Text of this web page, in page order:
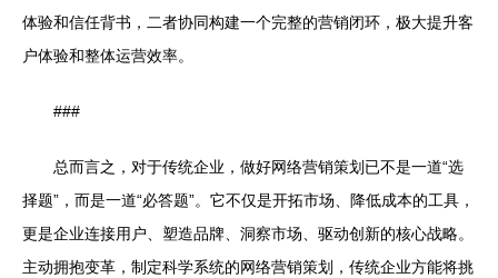
体验和信任背书，二者协同构建一个完整的营销闭环，极大提升客
户体验和整体运营效率。
###
总而言之，对于传统企业，做好网络营销策划已不是一道“选
择题”，而是一道“必答题”。它不仅是开拓市场、降低成本的工具，
更是企业连接用户、塑造品牌、洞察市场、驱动创新的核心战略。
主动拥抱变革，制定科学系统的网络营销策划，传统企业方能将挑